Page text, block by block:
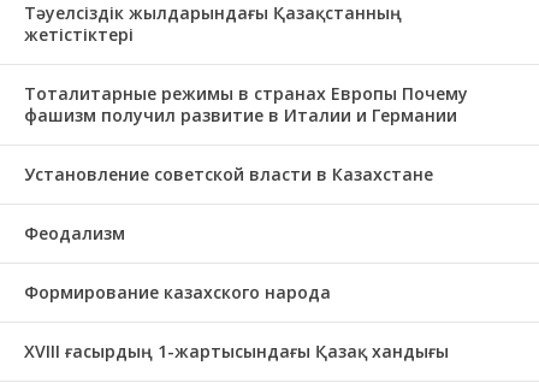
Тәуелсіздік жылдарындағы Қазақстанның
жетістіктері
Тоталитарные режимы в странах Европы Почему
фашизм получил развитие в Италии и Германии
Установление советской власти в Казахстане
Феодализм
Формирование казахского народа
ХVIII ғасырдың 1-жартысындағы Қазақ хандығы